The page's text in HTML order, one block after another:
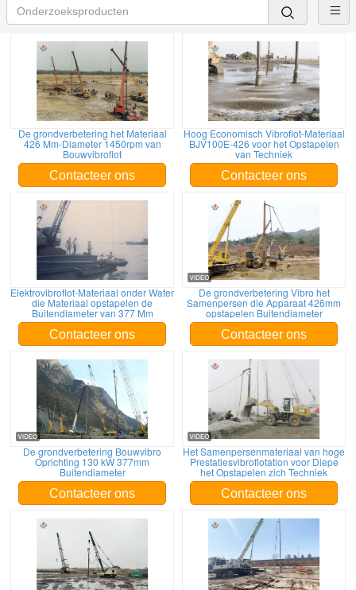
De grondverbetering het Materiaal
426 Mm-Diameter 1450rpm van
Bouwvibroflot
Contacteer ons
Hoog Economisch Vibroflot-Materiaal
BJV100E-426 voor het Opstapelen
van Techniek
Contacteer ons
Elektrovibroflot-Materiaal onder Water
die Materiaal opstapelen de
Buitendiameter van 377 Mm
Contacteer ons
De grondverbetering Vibro het
Samenpersen die Apparaat 426mm
opstapelen Buitendiameter
Contacteer ons
De grondverbetering Bouwvibro
Oprichting 130 kW 377mm
Buitendiameter
Contacteer ons
Het Samenpersenmateriaal van hoge
Prestatiesvibroflotation voor Diepe
het Opstapelen zich Techniek
Contacteer ons